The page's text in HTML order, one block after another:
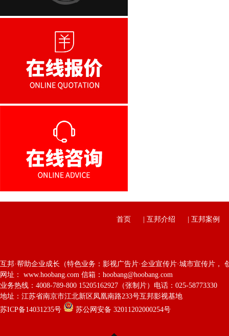
首页 互邦介绍 互邦案例
互邦·帮助企业成长（特色业务：影视广告片·企业宣传片·城市宣传片，
网址： www.hoobang.com 信箱：hoobang@hoobang.com
业务热线：4008-789-800 15205162927（张制片）电话：025-58773330
地址：江苏省南京市江北新区凤凰南路233号互邦影视基地
苏ICP备14031235号
苏公网安备 32011202000254号